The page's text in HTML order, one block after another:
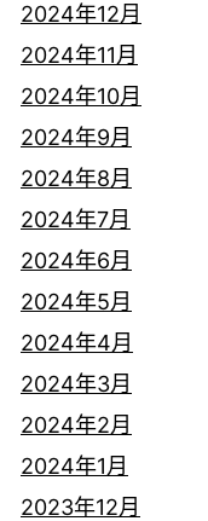
2024年12月
2024年11月
2024年10月
2024年9月
2024年8月
2024年7月
2024年6月
2024年5月
2024年4月
2024年3月
2024年2月
2024年1月
2023年12月